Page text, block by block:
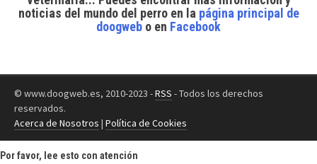
noticias del mundo del perroen la página principal de
doogweb o en Facebook
© www.doogweb.es, 2010-2023 -RSS - Todos los derechos
reservados.
Acerca de Nosotros | Política de Cookies
Por favor, lee esto con atención